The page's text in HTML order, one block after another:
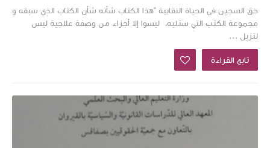
حق السجين في الحياة النقابية "هذا الكتاب شأنه شأن الكتاب الذي سبقه و
مجموعة الكتب التي ستليه، ليسوا إلا أجزاء من وصفة علاجية ليس
لنزيل ...
تابع القراءة